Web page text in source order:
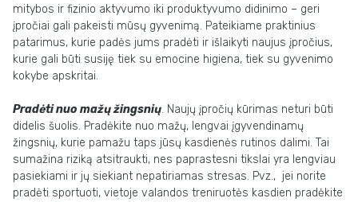
mitybos ir fizinio aktyvumo iki produktyvumo didinimo – geri
įpročiai gali pakeisti mūsų gyvenimą. Pateikiame praktinius
patarimus, kurie padės jums pradėti ir išlaikyti naujus įpročius,
kurie gali būti susiję tiek su emocine higiena, tiek su gyvenimo
kokybe apskritai.
Pradėti nuo mažų žingsnių. Naujų įpročių kūrimas neturi būti
didelis šuolis. Pradėkite nuo mažų, lengvai įgyvendinamų
žingsnių, kurie pamažu taps jūsų kasdienės rutinos dalimi. Tai
sumažina riziką atsitraukti, nes paprastesni tikslai yra lengviau
pasiekiami ir jų siekiant nepatiriamas stresas. Pvz., jei norite
pradėti sportuoti, vietoje valandos treniruotės kasdien pradėkite